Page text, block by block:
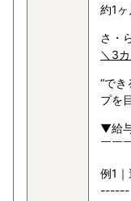
約1
さ・
＼3
“で
プを
▼給
￣￣
例1
------